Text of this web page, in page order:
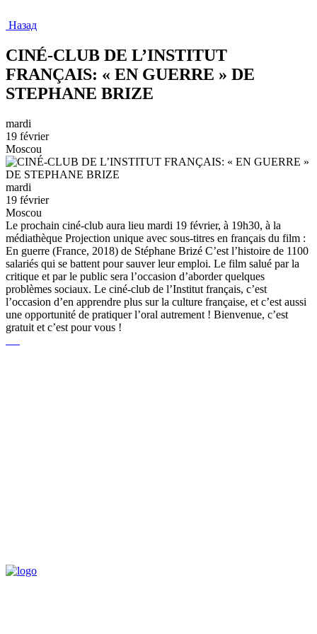
Назад
CINÉ-CLUB DE L’INSTITUT
FRANÇAIS: « EN GUERRE » DE
STEPHANE BRIZE
mardi
19 février
Moscou
mardi
19 février
Moscou
Le prochain ciné-club aura lieu mardi 19 février, à 19h30, à la
médiathèque Projection unique avec sous-titres en français du film :
En guerre (France, 2018) de Stéphane Brizé C’est l’histoire de 1100
salariés qui se battent pour sauver leur emploi. Le film salué par la
critique et par le public sera l’occasion d’aborder quelques
problèmes sociaux. Le ciné-club de l’Institut français, c’est
l’occasion d’en apprendre plus sur la culture française, et c’est aussi
une opportunité de pratiquer l’oral autrement ! Bienvenue, c’est
gratuit et c’est pour vous !